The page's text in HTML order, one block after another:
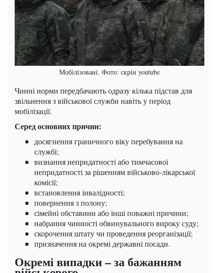
Мобілізовані. Фото: скрін youtube
Чинні норми передбачають одразу кілька підстав для
звільнення з військової служби навіть у період
мобілізації.
Серед основних причин:
досягнення граничного віку перебування на
службі;
визнання непридатності або тимчасової
непридатності за рішенням військово-лікарської
комісії;
встановлення інвалідності;
повернення з полону;
сімейні обставини або інші поважні причини;
набрання чинності обвинувального вироку суду;
скорочення штату чи проведення реорганізації;
призначення на окремі державні посади.
Окремі випадки – за бажанням